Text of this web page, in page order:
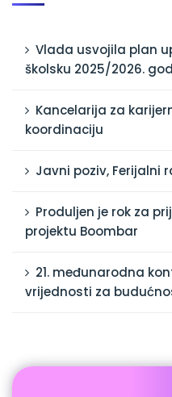
Vlada usvojila plan
školsku 2025/2026.
Kancelarija za
koordinaciju
Javni poziv, Ferijalni
Produljen je rok za
projektu Boombar
21. međunarodna
vrijednosti za